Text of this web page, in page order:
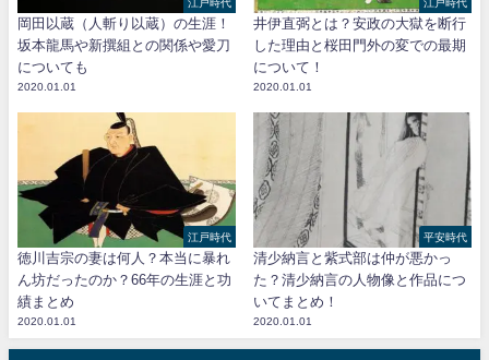
江戸時代
岡田以蔵（人斬り以蔵）の生涯！
坂本龍馬や新撰組との関係や愛刀
についても
2020.01.01
江戸時代
井伊直弼とは？安政の大獄を断行
した理由と桜田門外の変での最期
について！
2020.01.01
江戸時代
徳川吉宗の妻は何人？本当に暴れ
ん坊だったのか？66年の生涯と功
績まとめ
2020.01.01
平安時代
清少納言と紫式部は仲が悪かっ
た？清少納言の人物像と作品につ
いてまとめ！
2020.01.01